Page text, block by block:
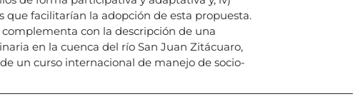
que facilitarían la adopción de esta propuesta.
con la descripción de una
en la cuenca del río San Juan Zitácuaro,
un curso internacional de manejo de socio-